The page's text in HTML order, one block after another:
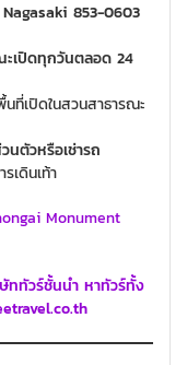
853-0603
เปิดทุกวันตลอด 24
ที่เปิดในสวนสาธารณะ
นตัวหรือเช่ารถ
เดินเท้า
Monument
ททัวร์ชั้นนำ หาทัวร์ทั้ง